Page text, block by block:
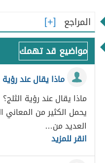
المراجع
مواضيع قد تهمك
ماذا يقال عند رؤية
ماذا يقال عند رؤية
يحمل الكثير من
العديد من…
انقر للمزيد